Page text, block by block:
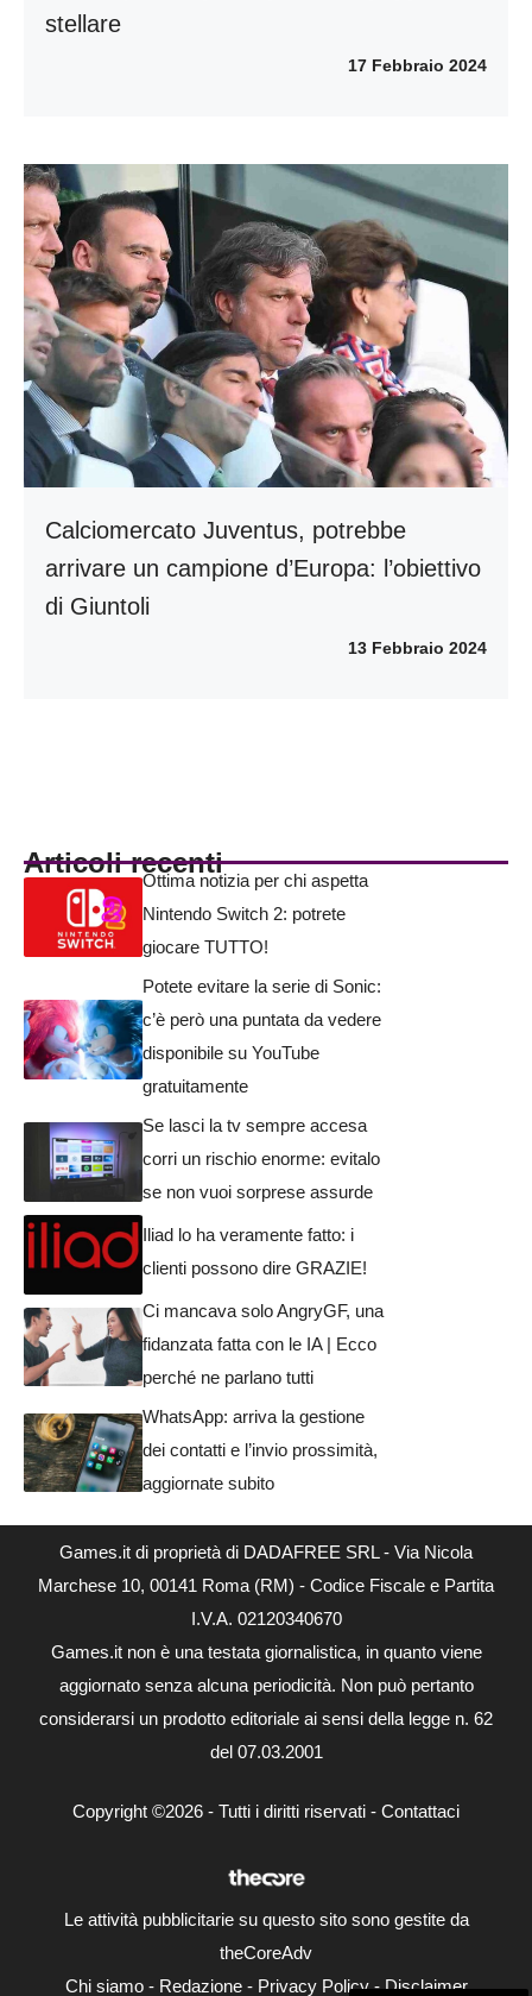
stellare
17 Febbraio 2024
Calciomercato Juventus, potrebbe
arrivare un campione d’Europa: l’obiettivo
di Giuntoli
13 Febbraio 2024
Articoli recenti
Ottima notizia per chi aspetta
Nintendo Switch 2: potrete
giocare TUTTO!
Potete evitare la serie di Sonic:
c’è però una puntata da vedere
disponibile su YouTube
gratuitamente
Se lasci la tv sempre accesa
corri un rischio enorme: evitalo
se non vuoi sorprese assurde
Iliad lo ha veramente fatto: i
clienti possono dire GRAZIE!
Ci mancava solo AngryGF, una
fidanzata fatta con le IA | Ecco
perché ne parlano tutti
WhatsApp: arriva la gestione
dei contatti e l’invio prossimità,
aggiornate subito
Games.it di proprietà di DADAFREE SRL - Via Nicola
Marchese 10, 00141 Roma (RM) - Codice Fiscale e Partita
I.V.A. 02120340670
Games.it non è una testata giornalistica, in quanto viene
aggiornato senza alcuna periodicità. Non può pertanto
considerarsi un prodotto editoriale ai sensi della legge n. 62
del 07.03.2001
Copyright ©2026 - Tutti i diritti riservati - Contattaci
Le attività pubblicitarie su questo sito sono gestite da
theCoreAdv
Chi siamo- Redazione- Privacy Policy-Disclaimer